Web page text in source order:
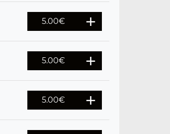
5.00€
5.00€
5.00€